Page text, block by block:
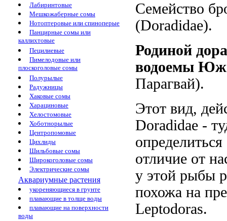
Лабиринтовые
Мешкожаберные сомы
Нотоптеровые или спиноперые
Панцирные сомы или
каллихтовые
Пецилиевые
Пимелодовые или
плоскоголовые сомы
Полурылые
Радужницы
Хаковые сомы
Харациновые
Хелостомовые
Хоботнорылые
Центропомовые
Цихлиды
Шильбовые сомы
Широкоголовые сомы
Электрические сомы
Аквариумные растения
укореняющиеся в грунте
плавающие в толще воды
плавающие на поверхности
воды
Семейство
(Doradidae).
Родиной
водоемы
Парагвай).
Этот вид,
Doradidae -
отличие от
у этой рыбы
похожа на
Leptodoras.